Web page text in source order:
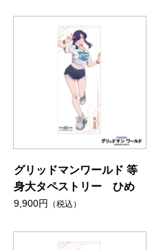
グリッドマンワールド 等
身大タペストリー ひめ
9,900円 （税込）